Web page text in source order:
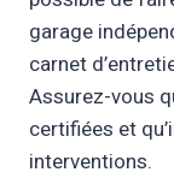
garage
carnet
Assurez-vous
certifiées et
interventions.